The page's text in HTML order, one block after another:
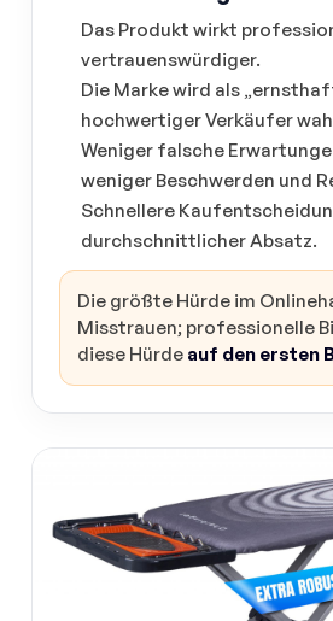
Das Produkt wirkt
vertrauenswürdiger.
Die Marke wird als
hochwertiger Verkäufer
Weniger falsche
weniger Beschwerden und
Schnellere
durchschnittlicher Absatz.
Die größte Hürde im
Misstrauen; professionelle
diese Hürde auf den ersten